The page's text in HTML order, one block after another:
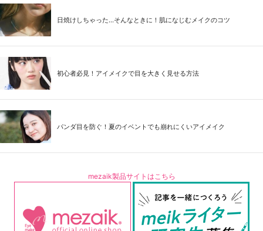
日焼けしちゃった...そんなときに！肌になじむメイクのコツ
初心者必見！アイメイクで目を大きく見せる方法
パンダ目を防ぐ！夏のイベントでも崩れにくいアイメイク
mezaik製品サイトはこちら